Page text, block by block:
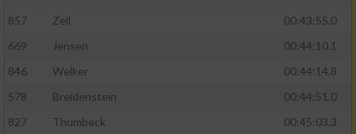
857
Zell
00:43:55.0
669
Jensen
00:44:10.1
846
Welker
00:44:14.8
578
Breidenstein
00:44:51.0
827
Thumbeck
00:45:03.3